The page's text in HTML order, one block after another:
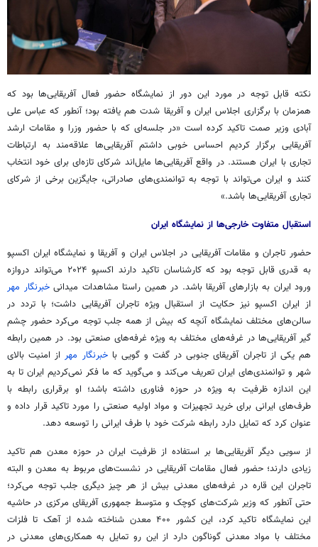
نکته قابل توجه در مورد این دور از نمایشگاه حضور فعال آفریقایی‌ها بود که
همزمان با برگزاری اجلاس ایران و آفریقا شدت هم یافته بود؛ آنطور که عباس علی
آبادی وزیر صمت تاکید کرده است «در جلسه‌ای که با حضور وزرا و مقامات ارشد
آفریقایی برگزار کردیم احساس خوبی داشتم آفریقایی‌ها علاقه‌مند به ارتباطات
تجاری با ایران هستند. در واقع آفریقایی‌ها مایل‌اند شرکای تازه‌ای برای خود انتخاب
کنند و ایران می‌تواند با توجه به توانمندی‌های صادراتی، جایگزین برخی از شرکای
تجاری آفریقایی‌ها باشد.»
استقبال متفاوت خارجی‌ها از نمایشگاه ایران
حضور تاجران و مقامات آفریقایی در اجلاس ایران و آفریقا و نمایشگاه ایران اکسپو
به قدری قابل توجه بود که کارشناسان تاکید دارند اکسپو ۲۰۲۴ می‌تواند دروازه
ورود ایران به بازارهای آفریقا باشد. در همین راستا مشاهدات میدانی خبرنگار مهر
از ایران اکسپو نیز حکایت از استقبال ویژه تاجران آفریقایی داشت؛ با تردد در
سالن‌های مختلف نمایشگاه آنچه که بیش از همه جلب توجه می‌کرد حضور چشم
گیر آفریقایی‌ها در غرفه‌های مختلف به ویژه غرفه‌های صنعتی بود. در همین رابطه
هم یکی از تاجران آفریقای جنوبی در گفت و گویی با خبرنگار مهراز امنیت بالای
شهر و توانمندی‌های ایران تعریف می‌کند و می‌گوید که ما فکر نمی‌کردیم ایران تا به
این اندازه ظرفیت به ویژه در حوزه فناوری داشته باشد؛ او برقراریرابطه با
طرف‌های ایرانی برای خرید تجهیزات و مواد اولیه صنعتی را مورد تاکید قرار داده و
عنوان کرد که تمایل دارد رابطه شرکت خود با طرف ایرانی را توسعه دهد.
از سویی دیگر آفریقایی‌ها بر استفاده از ظرفیت ایران در حوزه معدن هم تاکید
زیادی دارند؛ حضور فعال مقامات آفریقایی در نشست‌های مربوط به معدن و البته
تاجران این قاره در غرفه‌های معدنی بیش از هر چیز دیگری جلب توجه می‌کرد؛
حتی آنطور که وزیر شرکت‌های کوچک و متوسط جمهوری آفریقای مرکزی در حاشیه
این نمایشگاه تاکید کرد، این کشور ۴۰۰ معدن شناخته شده از آهک تا فلزات
مختلف با مواد معدنی گوناگون دارد از این رو تمایل به همکاری‌های معدنی در